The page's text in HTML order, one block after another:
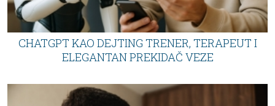
CHATGPT KAO DEJTING TRENER, TERAPEUT I
ELEGANTAN PREKIDAČ VEZE